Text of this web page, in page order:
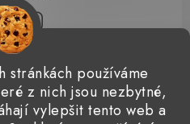
stránkách používáme
z nich jsou nezbytné,
vylepšit tento web a